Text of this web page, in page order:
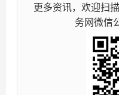
更多资讯，欢迎扫
务网微信